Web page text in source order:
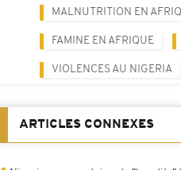
MALNUTRITION EN
FAMINE EN AFRIQUE
VIOLENCES AU NIGERIA
ARTICLES CONNEXES